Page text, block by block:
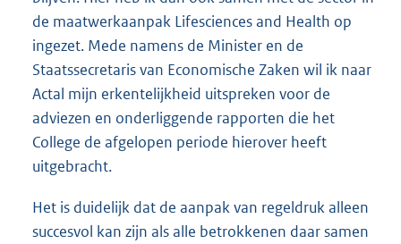
de maatwerkaanpak Lifesciences and Health op
ingezet. Mede namens de Minister en de
Staatssecretaris van Economische Zaken wil ik naar
Actal mijn erkentelijkheid uitspreken voor de
adviezen en onderliggende rapporten die het
College de afgelopen periode hierover heeft
uitgebracht.
Het is duidelijk dat de aanpak van regeldruk alleen
succesvol kan zijn als alle betrokkenen daar samen